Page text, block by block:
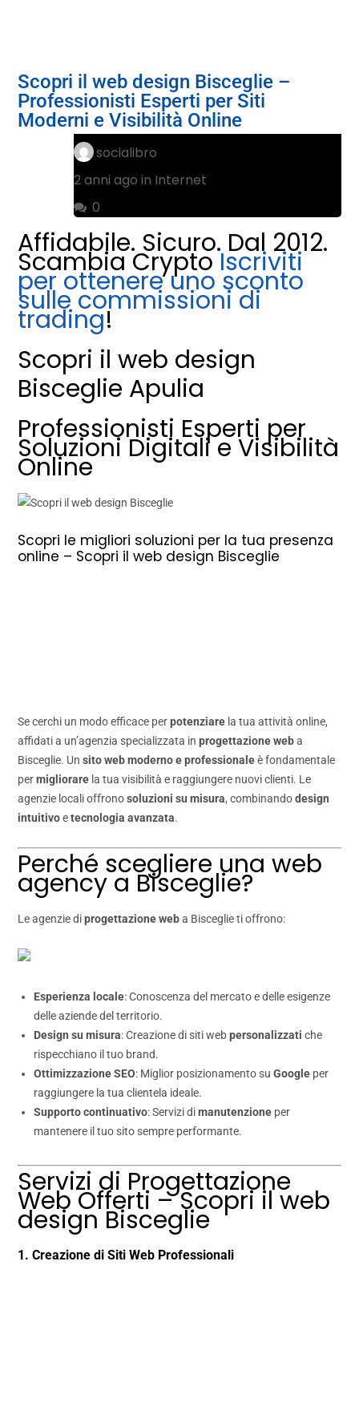
Scopri il web design Bisceglie –
Professionisti Esperti per Siti
Moderni e Visibilità Online
socialibro
2 anni ago in Internet
0
Affidabile. Sicuro. Dal 2012.
Scambia CryptoIscriviti
per ottenere uno sconto
sulle commissioni di
trading!
Scopri il web design
Bisceglie Apulia
Professionisti Esperti per
Soluzioni Digitali e Visibilità
Online
Scopri le migliori soluzioni per la tua presenza
online – Scopri il web design Bisceglie
Se cerchi un modo efficace perpotenziare la tua attività online,
affidati a un’agenzia specializzata inprogettazione weba
Bisceglie. Unsito web moderno e professionaleè fondamentale
permigliorare la tua visibilità e raggiungere nuovi clienti. Le
agenzie locali offronosoluzioni su misura, combinandodesign
intuitivoetecnologia avanzata.
Perché scegliere una web
agency a Bisceglie?
Le agenzie diprogettazione weba Bisceglie ti offrono:
Esperienza locale: Conoscenza del mercato e delle esigenze
delle aziende del territorio.
Design su misura: Creazione di siti webpersonalizzati che
rispecchiano il tuo brand.
Ottimizzazione SEO: Miglior posizionamento suGoogle per
raggiungere la tua clientela ideale.
Supporto continuativo: Servizi dimanutenzione per
mantenere il tuo sito sempre performante.
Servizi di Progettazione
Web Offerti – Scopri il web
design Bisceglie
1. Creazione di Siti Web Professionali